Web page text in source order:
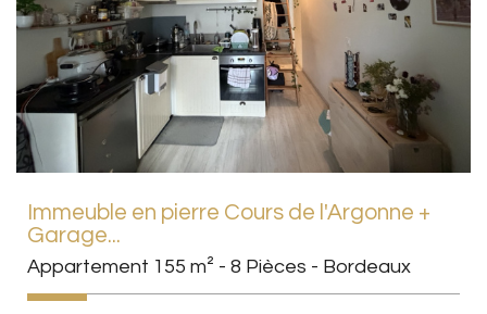
Immeuble en pierre Cours de l'Argonne +
Garage...
Appartement 155 m² - 8 Pièces - Bordeaux